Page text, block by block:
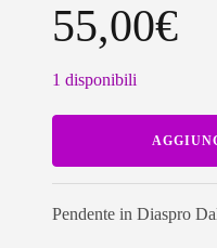
55,00€
1 disponibili
Diaspro
Dalmata
DAP02
Pendente in Diaspro